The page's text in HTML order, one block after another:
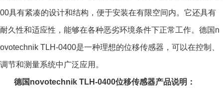
00具有紧凑的设计和结构，便于安装在有限空间内。它还具有
耐久性和适应性，能够在各种恶劣环境条件下正常工作。德国n
ovotechnik TLH-0400是一种理想的位移传感器，可以在控制、
调节和测量系统中广泛应用。
德国novotechnik TLH-0400位移传感器产品说明：